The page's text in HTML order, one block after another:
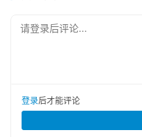
请登录后评论...
登录后才能评论